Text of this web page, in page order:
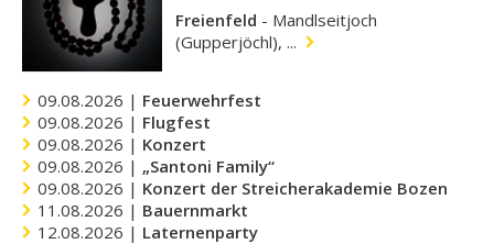
Freienfeld - Mandlseitjoch
(Gupperjöchl), ...
09.08.2026 | Feuerwehrfest
09.08.2026 | Flugfest
09.08.2026 | Konzert
09.08.2026 | „Santoni Family“
09.08.2026 | Konzert der Streicherakademie Bozen
11.08.2026 | Bauernmarkt
12.08.2026 | Laternenparty